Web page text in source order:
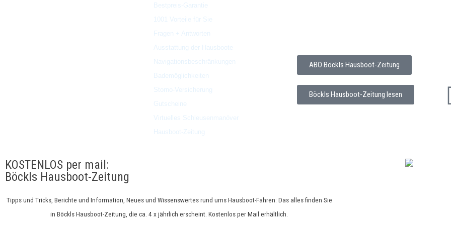
Bestpreis-Garantie
1001 Vorteile für Sie
Fragen + Antworten
Ausstattung der Hausboote
Navigationsbeschränkungen
Bademöglichkeiten
Storno-Versicherung
Gutscheine
Virtuelles Schleusenmanöver
Hausboot-Zeitung
ABO Böckls Hausboot-Zeitung
Böckls Hausboot-Zeitung lesen
KOSTENLOS per mail:
Böckls Hausboot-Zeitung
Tipps und Tricks, Berichte und Information, Neues und Wissenswertes rund ums Hausboot-Fahren: Das alles finden Sie
in Böckls Hausboot-Zeitung, die ca. 4 x jährlich erscheint. Kostenlos per Mail erhältlich.